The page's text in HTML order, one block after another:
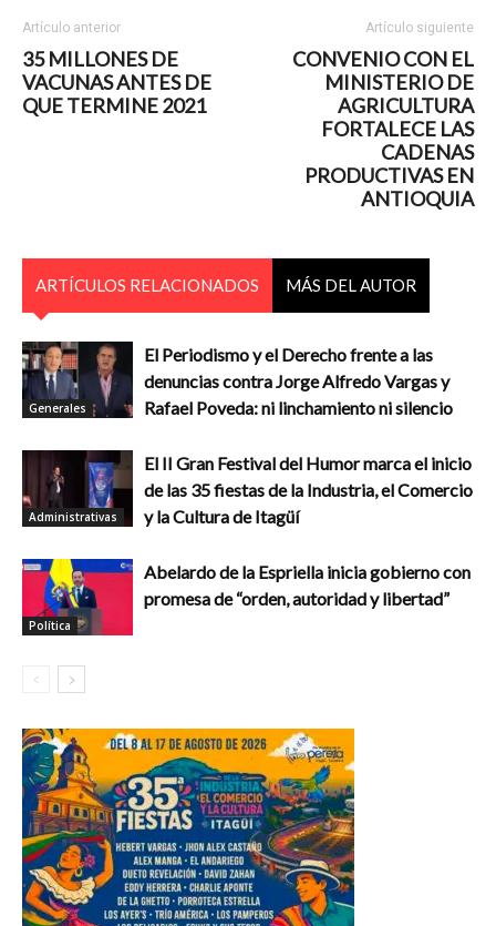
Artículo anterior
35 MILLONES DE
VACUNAS ANTES DE
QUE TERMINE 2021
Artículo siguiente
CONVENIO CON EL
MINISTERIO DE
AGRICULTURA
FORTALECE LAS
CADENAS
PRODUCTIVAS EN
ANTIOQUIA
ARTÍCULOS RELACIONADOS MÁS DEL AUTOR
Generales
El Periodismo y el Derecho frente a las
denuncias contra Jorge Alfredo Vargas y
Rafael Poveda: ni linchamiento ni silencio
Administrativas
El II Gran Festival del Humor marca el inicio
de las 35 fiestas de la Industria, el Comercio
y la Cultura de Itagüí
Política
Abelardo de la Espriella inicia gobierno con
promesa de “orden, autoridad y libertad”